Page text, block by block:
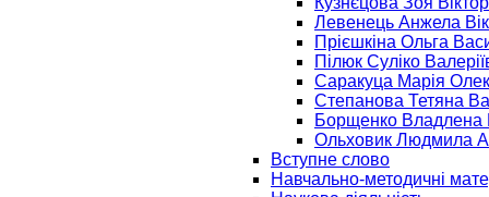
Левенець Анжела
Прієшкіна Ольга
Пілюк Суліко
Саракуца Марія
Степанова Тетяна
Борщенко Владлена
Ольховик Людмила
Вступне слово
Навчально-методичні